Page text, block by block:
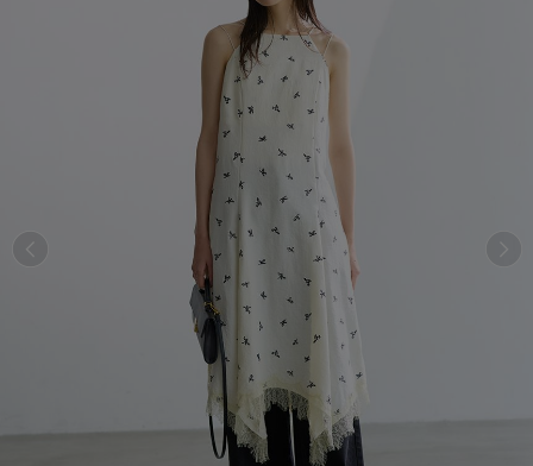
M N
T U
その
他
アシーム
アディダス バイ ステラマッカートニー
ALLISON BROWN